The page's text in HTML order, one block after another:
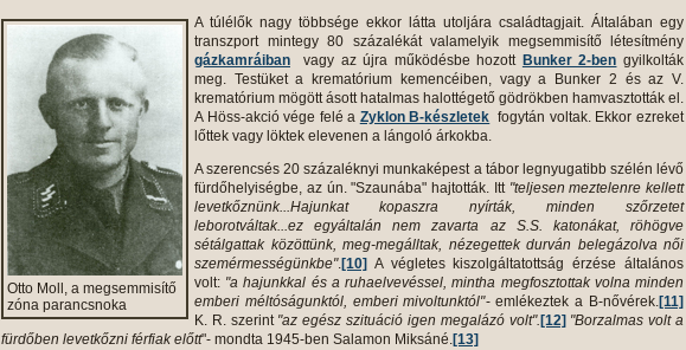
A túlélők nagy többsége ekkor látta utoljára családtagjait. Általában egy
Otto Moll, a megsemmisítő
zóna parancsnoka
transzport mintegy 80 százalékát valamelyik megsemmisítő létesítmény
gázkamráiban vagy az újra működésbe hozott Bunker 2-ben gyilkolták
meg. Testüket a krematórium kemencéiben, vagy a Bunker 2 és az V.
krematórium mögött ásott hatalmas halottégető gödrökben hamvasztották el.
A Höss-akció vége felé a Zyklon B-készletek fogytán voltak. Ekkor ezreket
lőttek vagy löktek elevenen a lángoló árkokba.
A szerencsés 20 százaléknyi munkaképest a tábor legnyugatibb szélén lévő
fürdőhelyiségbe, az ún. "Szaunába" hajtották. Itt "teljesen meztelenre kellett
levetkőznünk...Hajunkat kopaszra nyírták, minden szőrzetet
leborotváltak...ez egyáltalán nem zavarta az S.S. katonákat, röhögve
sétálgattak közöttünk, meg-megálltak, nézegettek durván belegázolva női
szemérmességünkbe".[10] A végletes kiszolgáltatottság érzése általános
volt: "a hajunkkal és a ruhaelvevéssel, mintha megfosztottak volna minden
emberi méltóságunktól, emberi mivoltunktól"- emlékeztek a B-nővérek.[11]
K. R. szerint "az egész szituáció igen megalázó volt". [12] "Borzalmas volt a
fürdőben levetkőzni férfiak előtt"- mondta 1945-ben Salamon Miksáné.[13]